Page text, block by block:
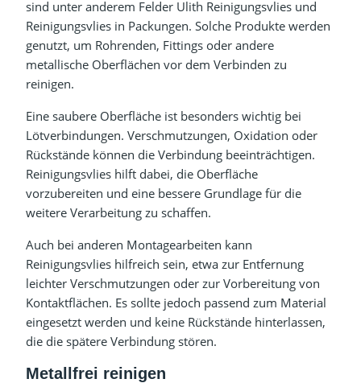
sind unter anderem Felder Ulith Reinigungsvlies und
Reinigungsvlies in Packungen. Solche Produkte werden
genutzt, um Rohrenden, Fittings oder andere
metallische Oberflächen vor dem Verbinden zu
reinigen.
Eine saubere Oberfläche ist besonders wichtig bei
Lötverbindungen. Verschmutzungen, Oxidation oder
Rückstände können die Verbindung beeinträchtigen.
Reinigungsvlies hilft dabei, die Oberfläche
vorzubereiten und eine bessere Grundlage für die
weitere Verarbeitung zu schaffen.
Auch bei anderen Montagearbeiten kann
Reinigungsvlies hilfreich sein, etwa zur Entfernung
leichter Verschmutzungen oder zur Vorbereitung von
Kontaktflächen. Es sollte jedoch passend zum Material
eingesetzt werden und keine Rückstände hinterlassen,
die die spätere Verbindung stören.
Metallfrei reinigen